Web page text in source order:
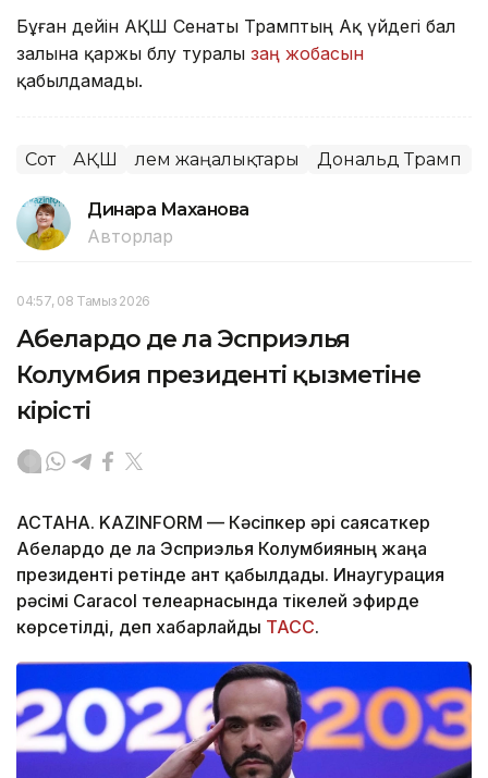
Бұған дейін АҚШ Сенаты Трамптың Ақ үйдегі бал
залына қаржы бөлу туралы заң жобасын
қабылдамады.
Сот АҚШ Әлем жаңалықтары Дональд Трамп
Динара Маханова
Авторлар
04:57, 08 Тамыз 2026
Абелардо де ла Эсприэлья
Колумбия президенті қызметіне
кірісті
АСТАНА. KAZINFORM — Кәсіпкер әрі саясаткер
Абелардо де ла Эсприэлья Колумбияның жаңа
президенті ретінде ант қабылдады. Инаугурация
рәсімі Caracol телеарнасында тікелей эфирде
көрсетілді, деп хабарлайды ТАСС.